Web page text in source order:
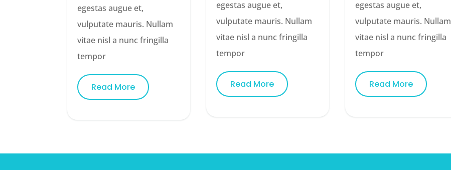
egestas augue et,
vulputate mauris. Nullam
vitae nisl a nunc fringilla
tempor
Read More
egestas augue et,
vulputate mauris. Nullam
vitae nisl a nunc fringilla
tempor
Read More
egestas augue et,
vulputate mauris. Nullam
vitae nisl a nunc fringilla
tempor
Read More